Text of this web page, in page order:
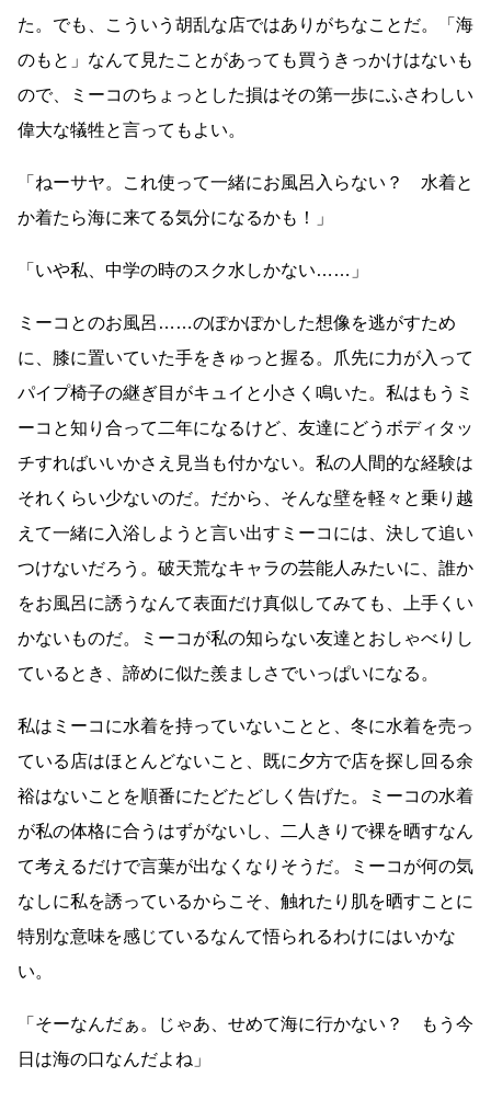
た。でも、こういう胡乱な店ではありがちなことだ。「海
のもと」なんて見たことがあっても買うきっかけはないも
ので、ミーコのちょっとした損はその第一歩にふさわしい
偉大な犠牲と言ってもよい。
「ねーサヤ。これ使って一緒にお風呂入らない？ 水着と
か着たら海に来てる気分になるかも！」
「いや私、中学の時のスク水しかない…… 」
ミーコとのお風呂 ……のぽかぽかした想像を逃がすため
に、膝に置いていた手をきゅっと握る。爪先に力が入って
パイプ椅子の継ぎ目がキュイと小さく鳴いた。私はもうミ
ーコと知り合って二年になるけど、友達にどうボディタッ
チすればいいかさえ見当も付かない。私の人間的な経験は
それくらい少ないのだ。だから、そんな壁を軽々と乗り越
えて一緒に入浴しようと言い出すミーコには、決して追い
つけないだろう。破天荒なキャラの芸能人みたいに、誰か
をお風呂に誘うなんて表面だけ真似してみても、上手くい
かないものだ。ミーコが私の知らない友達とおしゃべりし
ているとき、諦めに似た羨ましさでいっぱいになる。
私はミーコに水着を持っていないことと、冬に水着を売っ
ている店はほとんどないこと、既に夕方で店を探し回る余
裕はないことを順番にたどたどしく告げた。ミーコの水着
が私の体格に合うはずがないし、二人きりで裸を晒すなん
て考えるだけで言葉が出なくなりそうだ。ミーコが何の気
なしに私を誘っているからこそ、触れたり肌を晒すことに
特別な意味を感じているなんて悟られるわけにはいかな
い。
「そーなんだぁ。じゃあ、せめて海に行かない？ もう今
日は海の口なんだよね」